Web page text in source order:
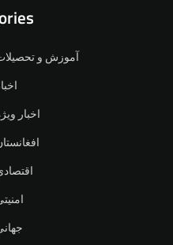
آموزش و
اخبار